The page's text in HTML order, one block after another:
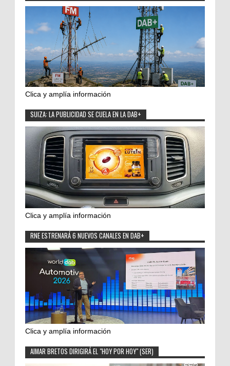
Clica y amplía información
SUIZA: LA PUBLICIDAD SE CUELA EN LA DAB+
Clica y amplía información
RNE ESTRENARÁ 6 NUEVOS CANALES EN DAB+
Clica y amplía información
AIMAR BRETOS DIRIGIRÁ EL "HOY POR HOY" (SER)